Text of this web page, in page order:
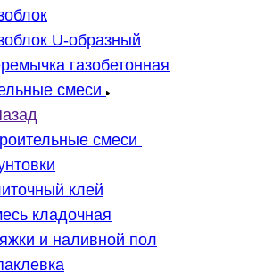
U-образный
газобетонная
смеси
смеси
клей
кладочная
и наливной пол